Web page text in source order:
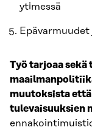
ytimessä
Työ tarjoaa
muutoksista
tulevaisuuksien